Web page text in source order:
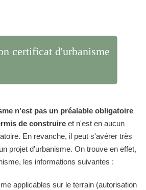
certificat d'urbanisme
n'est pas un préalable obligatoire
de construire et n'est en aucun
En revanche, il peut s'avérer très
projet d'urbanisme. On trouve en effet,
les informations suivantes :
applicables sur le terrain (autorisation